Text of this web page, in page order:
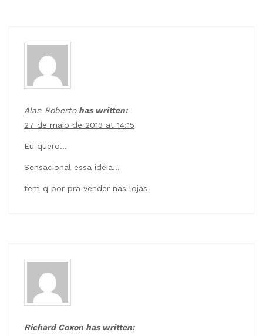
Alan Robertohas written:
27 de maio de 2013 at 14:15
Eu quero…
Sensacional essa idéia…
tem q por pra vender nas lojas
Richard Coxon has written: